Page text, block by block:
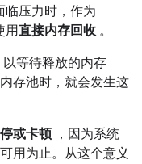
临压力时，作为
用直接内存回收。
等待释放的内存
存池时，就会发生这
或卡顿 ，因为系统
用为止。从这个意义